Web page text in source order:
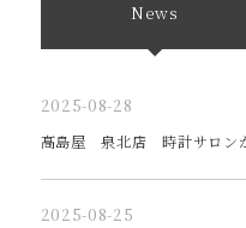
News
2025-08-28
髙島屋 泉北店 時計サロン
2025-08-25